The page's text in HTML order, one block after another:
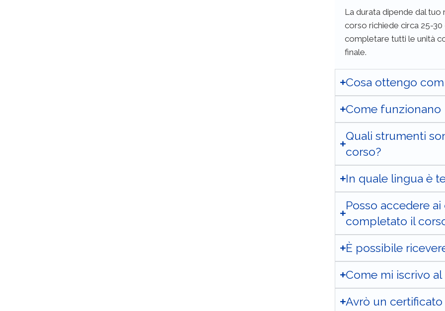
La durata dipende dal tuo
corso richiede circa 25-
completare tuttile unità
finale.
Cosa ottengo
Come funzionano
Quali strumenti
corso?
In quale lingua è
Posso accedere
completato il
È possibile
Come mi iscrivo al
Avrò un certificato